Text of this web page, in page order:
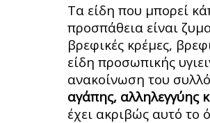
Τα είδη που μπορεί
προσπάθεια είναι
βρεφικές κρέμες,
είδη προσωπικής
ανακοίνωση του
αγάπης, αλληλεγγύης
έχει ακριβώς αυτό το